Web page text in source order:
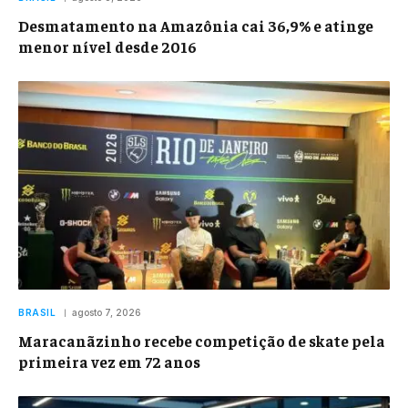
Desmatamento na Amazônia cai 36,9% e atinge
menor nível desde 2016
BRASIL agosto 7, 2026
Maracanãzinho recebe competição de skate pela
primeira vez em 72 anos